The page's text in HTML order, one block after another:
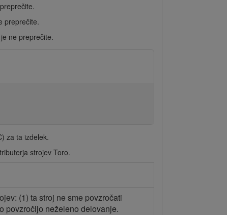
preprečite.
ne preprečite.
za ta izdelek.
strojev Toro.
(1) ta stroj ne sme povzročati
povzročijo neželeno delovanje.